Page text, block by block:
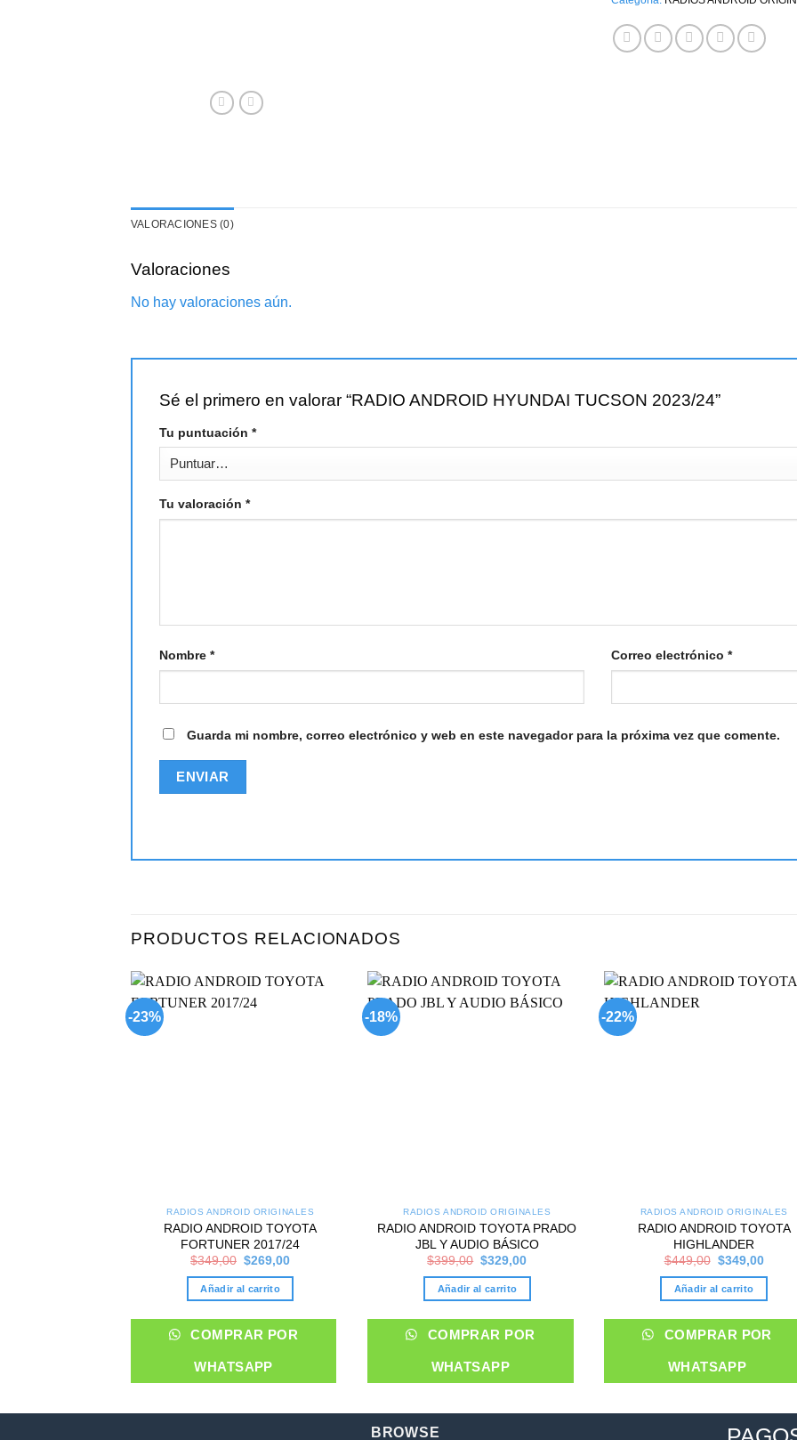
VALORACIONES (0)
Valoraciones
No hay valoraciones aún.
Sé el primero en valorar “RADIO ANDROID HYUNDAI TUCSON 2023/24”
Tu puntuación *
Tu valoración *
Nombre * Correo electrónico *
Guarda mi nombre, correo electrónico y web en este navegador para la próxima vez que comente.
PRODUCTOS RELACIONADOS
-23%
RADIOS ANDROID ORIGINALES
RADIO ANDROID TOYOTA
FORTUNER 2017/24
$349,00 Original
was:
$349,00.
$269,00Current
is:
Añadir al carrito
COMPRAR POR
WHATSAPP
-18%
RADIOS ANDROID ORIGINALES
RADIO ANDROID TOYOTA PRADO
JBL Y AUDIO BÁSICO
$399,00 Original
was:
$399,00.
$329,00Current
is:
Añadir al carrito
COMPRAR POR
WHATSAPP
-22%
RADIOS ANDROID ORIGINALES
RADIO ANDROID TOYOTA
HIGHLANDER
$449,00 Original
was:
$449,00.
$349,00
is:
Añadir al carrito
COMPRAR POR
WHATSAPP
BROWSE